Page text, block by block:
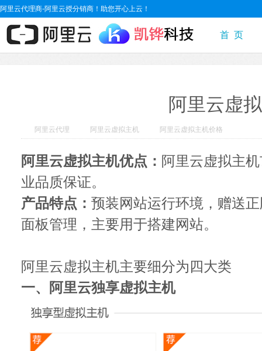
阿里云代理商-阿里云授分销商！助您开心上云！
首 页
阿里云虚
阿里云代理 阿里云虚拟主机 阿里云虚拟主机价格
阿里云虚拟主机优点： 阿里云虚拟主
业品质保证。
产品特点： 预装网站运行环境，赠送
面板管理，主要用于搭建网站。
阿里云虚拟主机主要细分为四大类
一、阿里云独享虚拟主机